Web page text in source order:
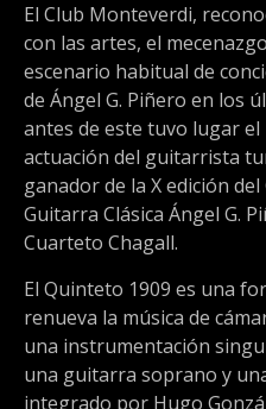
El Club Monteverdi,
con las artes, el
escenario habitual de
de Ángel G. Piñero en los
antes de este tuvo lugar el
actuación del guitarrista
ganador de la X edición
Guitarra Clásica Ángel G.
Cuarteto Chagall.
El Quinteto 1909 es una
renueva la música de
una instrumentación
una guitarra soprano y
integrado por Hugo